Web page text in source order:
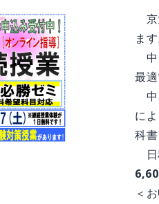
京
ます
中
最適
中
に
科
日
＜